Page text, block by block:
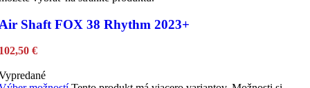
Shaft FOX 38 Rhythm 2023+
€